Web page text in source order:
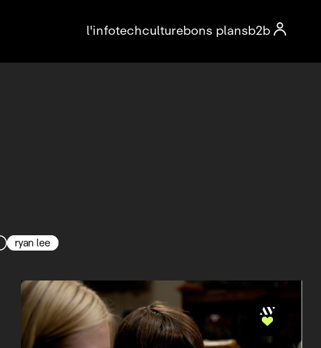

l'infotechculturebons plansb2b
ryan lee